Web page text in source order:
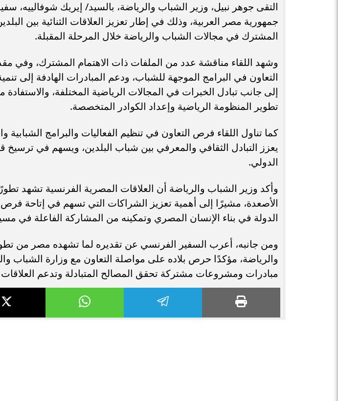
التقى جوهر نبيل، وزير الشباب والرياضة، بالسيد/ إيريك شوفالييه،
جمهورية مصر العربية، وذلك في إطار تعزيز العلاقات الثنائية بين
المشترك في مجالات الشباب والرياضة خلال المرحلة المقبلة.
وشهد اللقاء مناقشة عدد من الملفات ذات الاهتمام المشترك، وفي
التعاون في البرامج الموجهة للشباب، ودعم المبادرات الهادفة إلى
إلى جانب تبادل الخبرات في المجالات الرياضية المختلفة،
تطوير المنظومة الرياضية وإعداد الكوادر المتخصصة.
كما تناول اللقاء فرص التعاون في تنظيم الفعاليات والبرامج الشبابية
يعزز التبادل الثقافي والمعرفي بين شباب البلدين، ويسهم في ترسيخ
الدولي.
وأكد وزير الشباب والرياضة أن العلاقات المصرية الفرنسية تشهد
الأصعدة، مشيرًا إلى أهمية تعزيز الشراكات التي تسهم في إتاحة
الدولة في بناء الإنسان المصري وتمكينه من المشاركة الفاعلة في
ومن جانبه، أعرب السفير الفرنسي عن تقديره لما تشهده مصر من
والرياضة، مؤكدًا حرص بلاده على مواصلة التعاون مع وزارة الشباب
مبادرات ومشروعات مشتركة تحقق المصالح المتبادلة وتدعم